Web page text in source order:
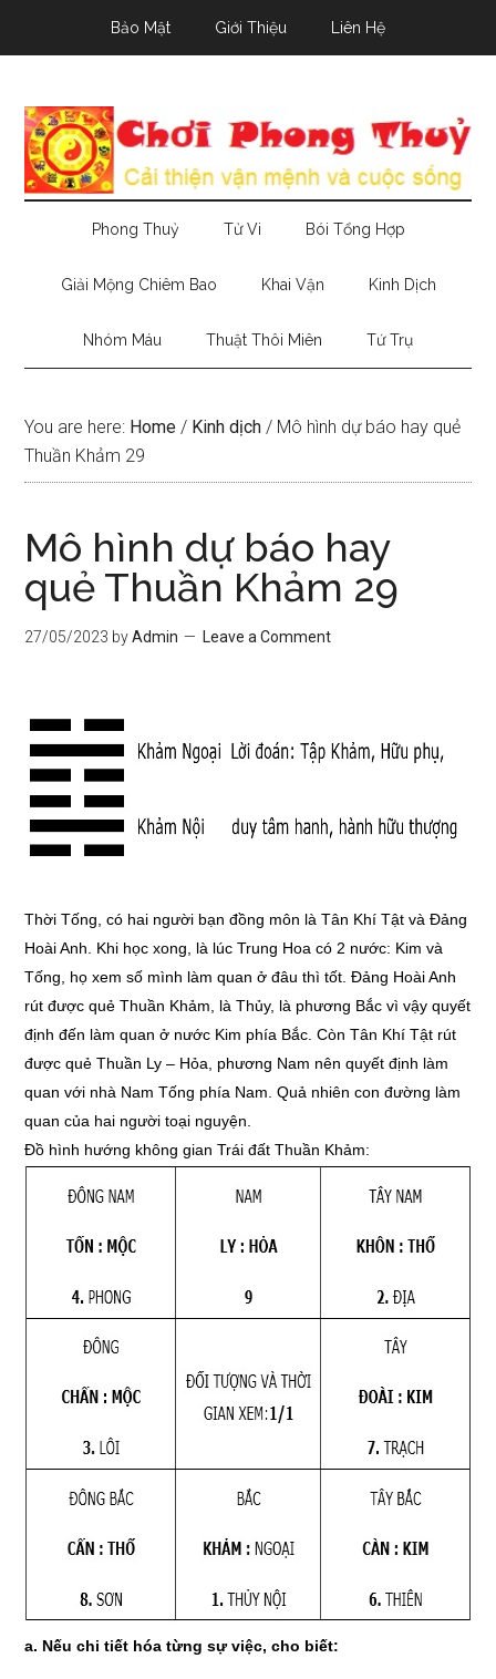
Bảo Mật Giới Thiệu Liên Hệ
Phong Thuỷ Tử Vi Bói Tổng Hợp
Giải Mộng Chiêm Bao Khai Vận Kinh Dịch
Nhóm Máu Thuật Thôi Miên Tứ Trụ
You are here: Home / Kinh dịch / Mô hình dự báo hay quẻ
Thuần Khảm 29
Mô hình dự báo hay
quẻ Thuần Khảm 29
27/05/2023 byAdmin Leave a Comment
Thời Tống, có hai người bạn đồng môn là Tân Khí Tật và Đảng
Hoài Anh. Khi học xong, là lúc Trung Hoa có 2 nước: Kim và
Tống, họ xem số mình làm quan ở đâu thì tốt. Đảng Hoài Anh
rút được quẻ Thuần Khảm, là Thủy, là phương Bắc vì vậy quyết
định đến làm quan ở nước Kim phía Bắc. Còn Tân Khí Tật rút
được quẻ Thuần Ly – Hỏa, phương Nam nên quyết định làm
quan với nhà Nam Tống phía Nam. Quả nhiên con đường làm
quan của hai người toại nguyện.
Đồ hình hướng không gian Trái đất Thuần Khảm:
a. Nếu chi tiết hóa từng sự việc, cho biết: